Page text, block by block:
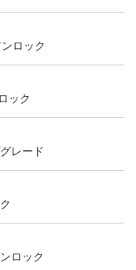
ロック
ック
レード
ロック